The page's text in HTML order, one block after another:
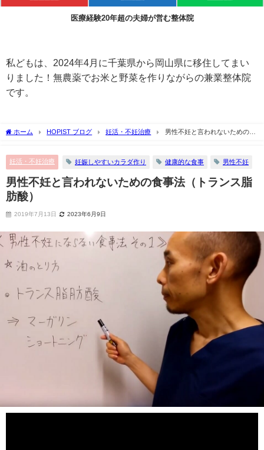
医療経験20年超の夫婦が営む整体院
私どもは、2024年4月に千葉県から岡山県に移住してまい
りました！無農薬でお米と野菜を作りながらの兼業整体院
です。
ホーム HOPIST ブログ 妊活・不妊治療
男性不妊と言われないための食
妊活・不妊治療 妊娠しやすいカラダ作り 健康的な食事 男性不妊
男性不妊と言われないための食事法（トランス脂
肪酸）
2019年7月13日 2023年6月9日